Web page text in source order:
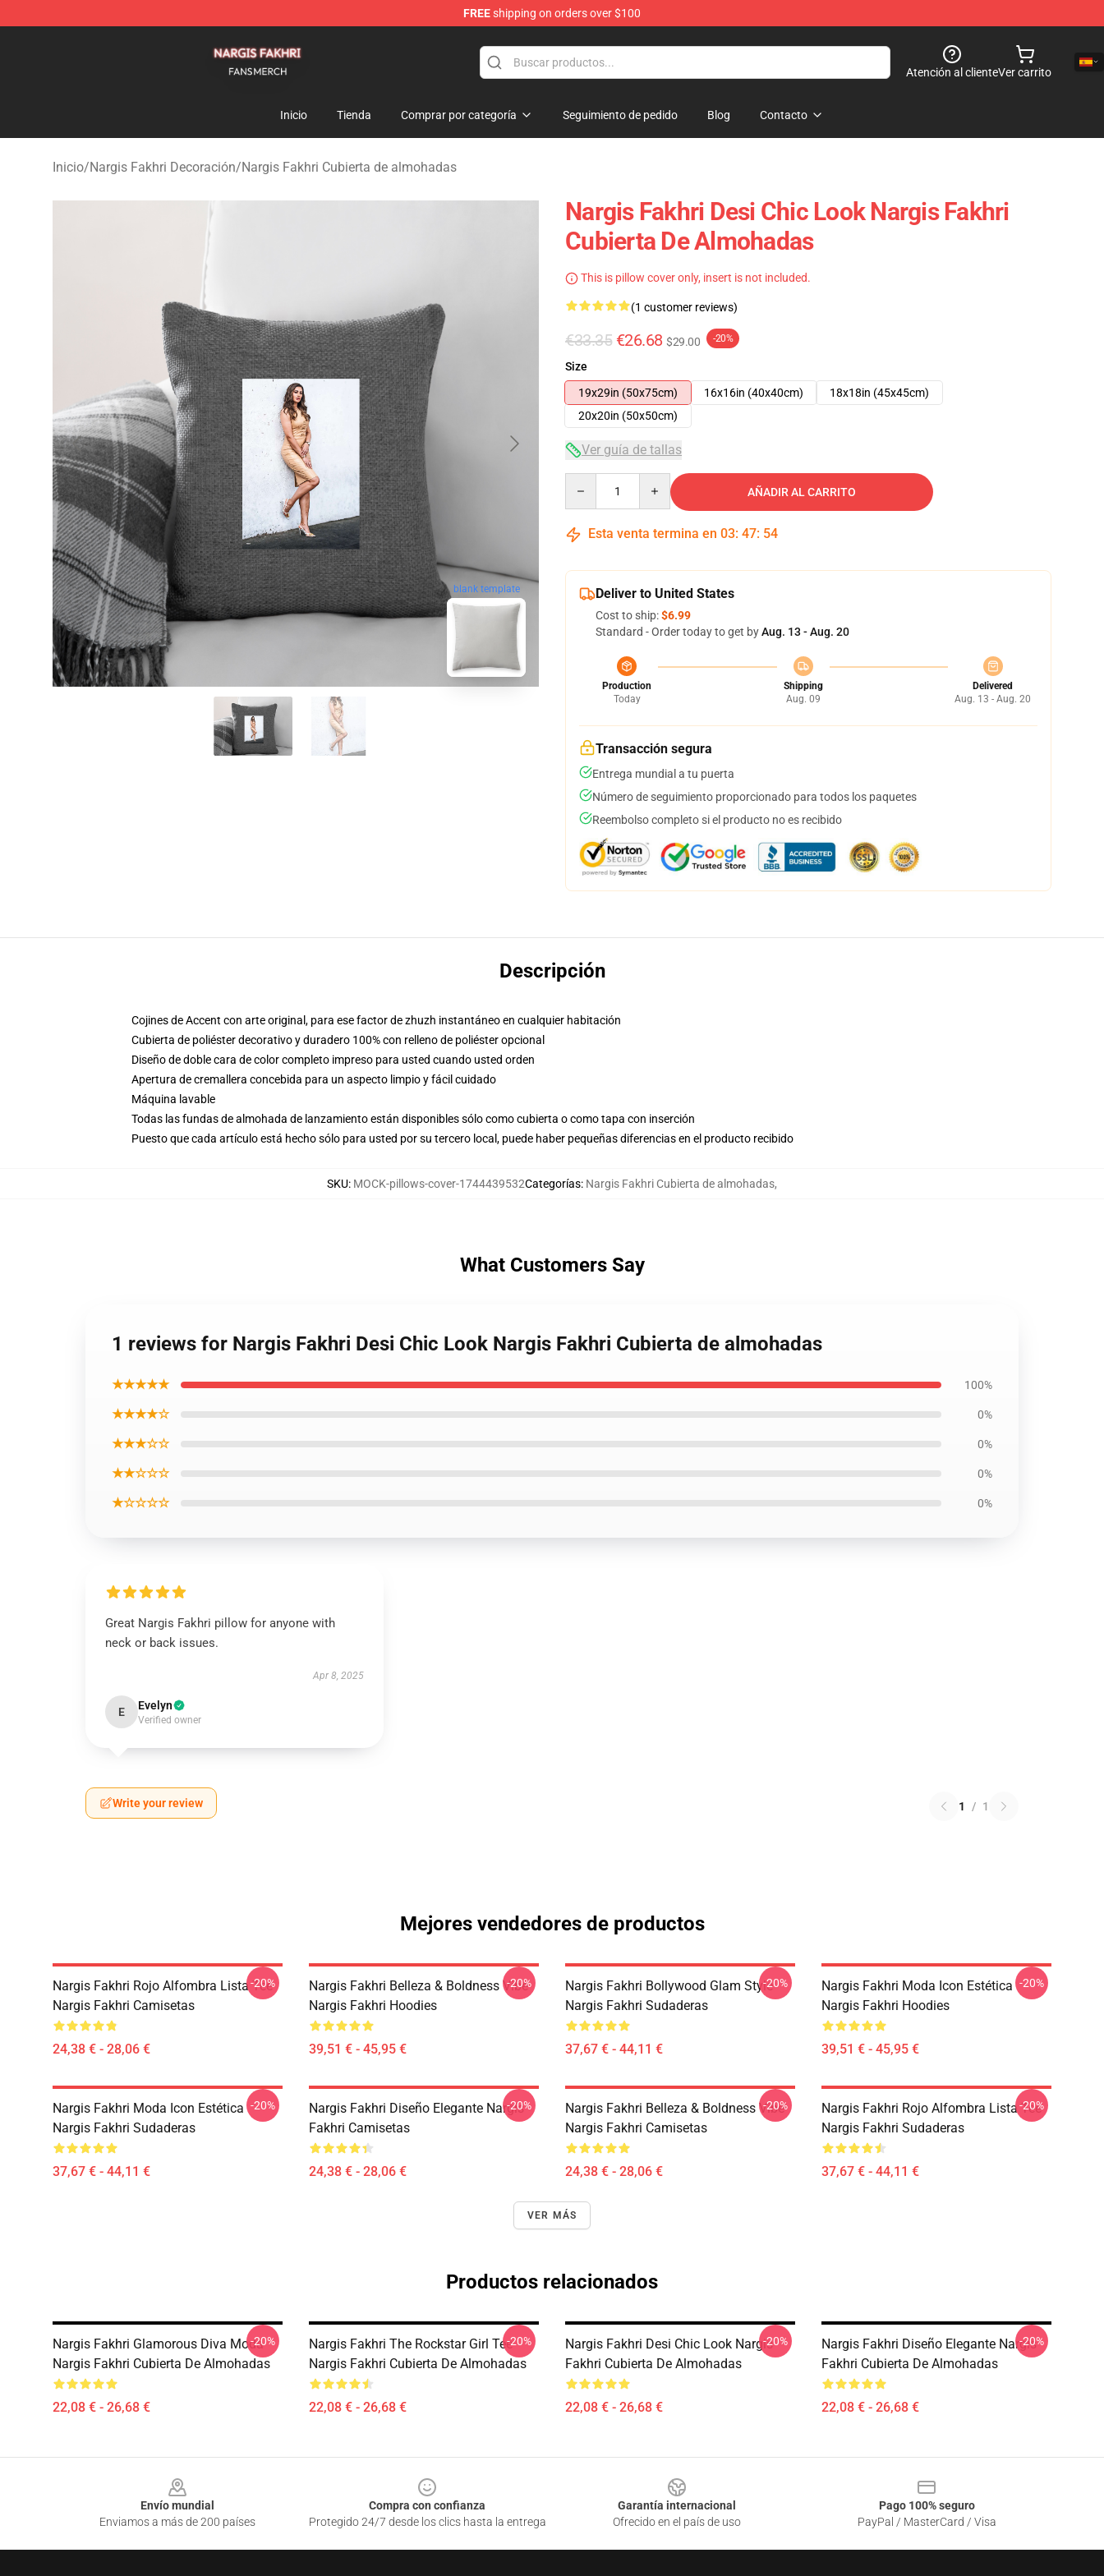
FREEshipping on orders over $100
Atención al clienteVer carrito
Inicio Tienda Comprar por categoría Seguimiento de pedido Blog Contacto
Inicio/Nargis Fakhri Decoración/Nargis Fakhri Cubierta de almohadas
blank template
Nargis Fakhri Desi Chic Look Nargis Fakhri
Cubierta De Almohadas
This is pillow cover only, insert is not included.
(1 customer reviews)
€33.35 €26.68 $29.00 -20%
Size
19x29in (50x75cm)
16x16in (40x40cm)
18x18in (45x45cm)
20x20in (50x50cm)
Ver guía de tallas
AÑADIR AL CARRITO
Esta venta termina en 03: 47: 53
Deliver to United States
Cost to ship:$6.99
Standard - Order today to get byAug. 13 - Aug. 20
Production
Today
Shipping
Aug. 09
Delivered
Aug. 13 - Aug. 20
Transacción segura
Entrega mundial a tu puerta
Número de seguimiento proporcionado para todos los paquetes
Reembolso completo si el producto no es recibido
Descripción
Cojines de Accent con arte original, para ese factor de zhuzh instantáneo en cualquier habitación
Cubierta de poliéster decorativo y duradero 100% con relleno de poliéster opcional
Diseño de doble cara de color completo impreso para usted cuando usted orden
Apertura de cremallera concebida para un aspecto limpio y fácil cuidado
Máquina lavable
Todas las fundas de almohada de lanzamiento están disponibles sólo como cubierta o como tapa con inserción
Puesto que cada artículo está hecho sólo para usted por su tercero local, puede haber pequeñas diferencias en el producto recibido
SKU: MOCK-pillows-cover-1744439532Categorías: Nargis Fakhri Cubierta de almohadas,
What Customers Say
1 reviews for Nargis Fakhri Desi Chic Look Nargis Fakhri Cubierta de almohadas
★★★★★ 100%
★★★★☆ 0%
★★★☆☆ 0%
★★☆☆☆ 0%
★☆☆☆☆ 0%
Great Nargis Fakhri pillow for anyone with
neck or back issues.
Apr 8, 2025
E Evelyn
Verified owner
Write your review 1 / 1
Mejores vendedores de productos
Nargis Fakhri Rojo Alfombra Lista Tee
Nargis Fakhri Camisetas
24,38 € - 28,06 €
-20%
Nargis Fakhri Belleza & Boldness Vibe
Nargis Fakhri Hoodies
39,51 € - 45,95 €
-20%
Nargis Fakhri Bollywood Glam Style
Nargis Fakhri Sudaderas
37,67 € - 44,11 €
-20%
Nargis Fakhri Moda Icon Estética
Nargis Fakhri Hoodies
39,51 € - 45,95 €
-20%
Nargis Fakhri Moda Icon Estética
Nargis Fakhri Sudaderas
37,67 € - 44,11 €
-20%
Nargis Fakhri Diseño Elegante Nargis
Fakhri Camisetas
24,38 € - 28,06 €
-20%
Nargis Fakhri Belleza & Boldness Vibe
Nargis Fakhri Camisetas
24,38 € - 28,06 €
-20%
Nargis Fakhri Rojo Alfombra Lista Tee
Nargis Fakhri Sudaderas
37,67 € - 44,11 €
-20%
VER MÁS
Productos relacionados
Nargis Fakhri Glamorous Diva Moda
Nargis Fakhri Cubierta De Almohadas
22,08 € - 26,68 €
-20%
Nargis Fakhri The Rockstar Girl Tee
Nargis Fakhri Cubierta De Almohadas
22,08 € - 26,68 €
-20%
Nargis Fakhri Desi Chic Look Nargis
Fakhri Cubierta De Almohadas
22,08 € - 26,68 €
-20%
Nargis Fakhri Diseño Elegante Nargis
Fakhri Cubierta De Almohadas
22,08 € - 26,68 €
-20%
Envío mundial
Enviamos a más de 200 países
Compra con confianza
Protegido 24/7 desde los clics hasta la entrega
Garantía internacional
Ofrecido en el país de uso
Pago 100% seguro
PayPal / MasterCard / Visa